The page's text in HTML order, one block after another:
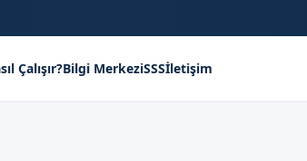
Çalışır?Bilgi MerkeziSSSİletişim